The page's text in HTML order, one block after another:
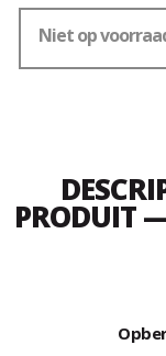
Niet op
PRODUIT